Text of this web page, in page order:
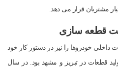
مشتریان قرار می دهد.
قطعه سازی
قطعات داخلی خودروها را نیز در دستور کار خود
قطعات در تبریز و مشهد بود. در سال